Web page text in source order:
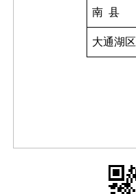
南 县
大通湖区